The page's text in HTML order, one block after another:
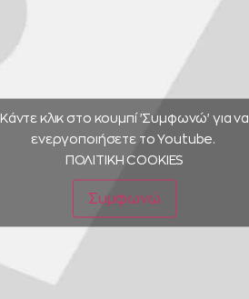
Κάντε κλικ στο κουμπί 'Συμφωνώ' για να
ενεργοποιήσετε το Youtube.
ΠΟΛΙΤΙΚΗ COOKIES
Συμφωνώ